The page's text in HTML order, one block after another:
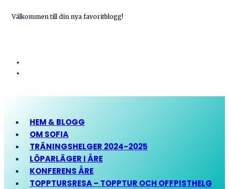
Välkommen till din nya favoritblogg!
HEM & BLOGG
OM SOFIA
TRÄNINGSHELGER 2024-2025
LÖPARLÄGER I ÅRE
KONFERENS ÅRE
TOPPTURSRESA – TOPPTUR OCH OFFPISTHELG